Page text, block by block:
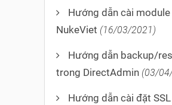
Hướng dẫn cài module
NukeViet (16/03/2021)
Hướng dẫn backup/
trong DirectAdmin (03/
Hướng dẫn cài đặt